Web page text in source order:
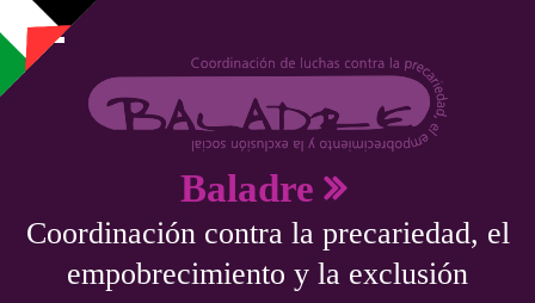
Pasar al contenido principal
Baladre
Coordinación contra la precariedad, el
empobrecimiento y la exclusión